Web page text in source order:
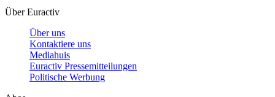
Über Euractiv
Über uns
Kontaktiere uns
Mediahuis
Euractiv Pressemitteilungen
Politische Werbung